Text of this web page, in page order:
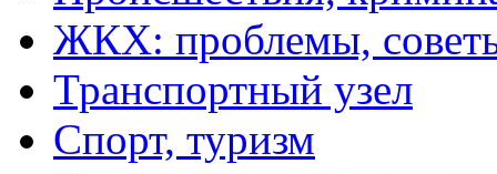
ЖКХ: проблемы,
Транспортный узел
Спорт, туризм